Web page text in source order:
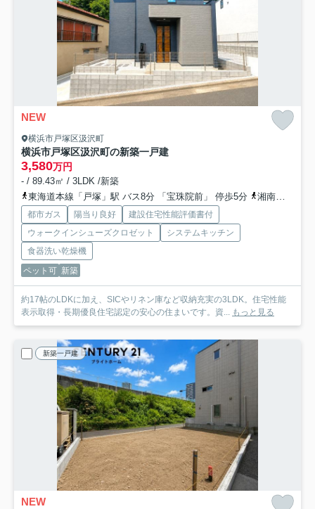
NEW
横浜市戸塚区汲沢町
横浜市戸塚区汲沢町の新築一戸建
3,580万円
- / 89.43㎡ / 3LDK /新築
東海道本線「戸塚」駅 バス8分 「宝珠院前」 停歩5分
湘南新宿ライン宇須「戸塚」駅 バス8分 「宝珠院前」 停歩5分
都市ガス 陽当り良好
建設住宅性能評価書付
ウォークインシューズクロゼット
システムキッチン
食器洗い乾燥機
ペット可 新築
約17帖のLDKに加え、SICやリネン庫など収納充実の3LDK。住宅性能
表示取得・長期優良住宅認定の安心の住まいです。資... もっと見る
新築一戸建
NEW